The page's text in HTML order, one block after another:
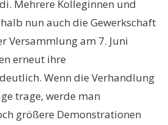
Mehrere Kolleginnen und
nun auch die Gewerkschaft
Versammlung am 7. Juni
erneut ihre
Wenn die Verhandlung
trage, werde man
größere Demonstrationen